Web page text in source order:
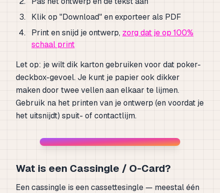
Klik op "Download" en exporteer als PDF
Print en snijd je ontwerp, zorg dat je op 100%
schaal print
Let op: je wilt dik karton gebruiken voor dat poker-
deckbox-gevoel. Je kunt je papier ook dikker
maken door twee vellen aan elkaar te lijmen.
Gebruik na het printen van je ontwerp (en voordat je
het uitsnijdt) spuit- of contactlijm.
Wat is een Cassingle / O-Card?
Een cassingle is een cassettesingle — meestal één